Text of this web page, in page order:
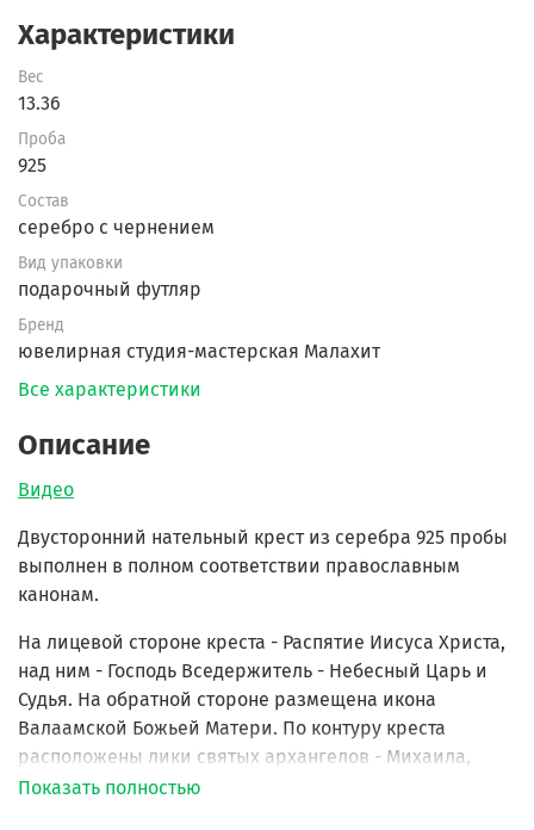
Характеристики
Вес
13.36
Проба
925
Состав
серебро с чернением
Вид упаковки
подарочный футляр
Бренд
ювелирная студия-мастерская Малахит
Все характеристики
Описание
Видео
Двусторонний нательный крест из серебра 925 пробы
выполнен в полном соответствии православным
канонам.
На лицевой стороне креста - Распятие Иисуса Христа,
над ним - Господь Вседержитель - Небесный Царь и
Судья. На обратной стороне размещена икона
Валаамской Божьей Матери. По контуру креста
расположены лики святых архангелов - Михаила,
Гавриила, Уриила, Рафаила.
Показать полностью